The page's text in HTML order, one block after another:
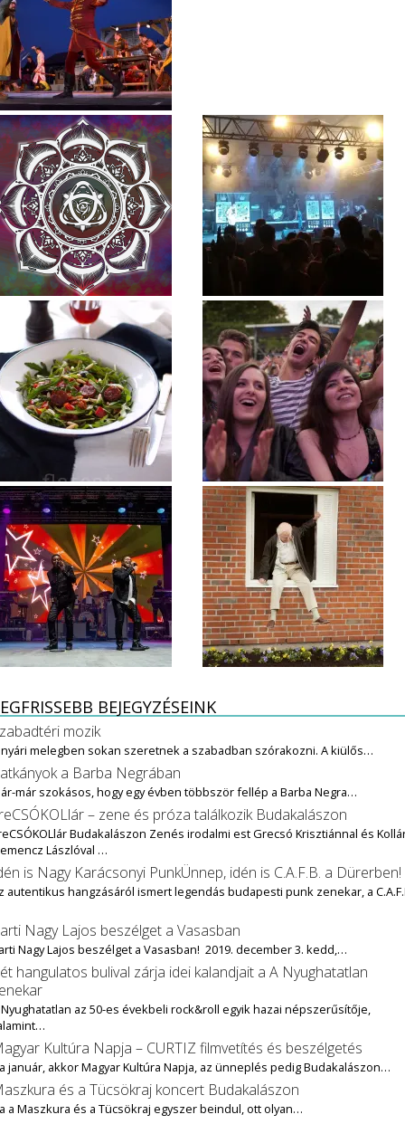
BEJEGYZÉSEINK
mozik
melegben sokan szeretnek a szabadban szórakozni. A kiülős…
a Barba Negrában
már szokásos, hogy egy évben többször fellép a Barba Negra…
– zene és próza találkozik Budakalászon
Budakalászon Zenés irodalmi est Grecsó Krisztiánnal és
Lászlóval …
is Nagy Karácsonyi PunkÜnnep, idén is C.A.F.B. a Dürerben!
autentikus hangzásáról ismert legendás budapesti punk zenekar, a
Nagy Lajos beszélget a Vasasban
Nagy Lajos beszélget a Vasasban! 2019. december 3. kedd,…
hangulatos bulival zárja idei kalandjait a A Nyughatatlan
az 50-es évekbeli rock&roll egyik hazai népszerűsítője,
Kultúra Napja – CURTIZ filmvetítés és beszélgetés
január, akkor Magyar Kultúra Napja, az ünneplés pedig Budakalászon…
és a Tücsökraj koncert Budakalászon
a Maszkura és a Tücsökraj egyszer beindul, ott olyan…